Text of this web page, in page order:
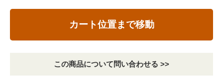
カート位置まで移動
この商品について問い合わせる >>